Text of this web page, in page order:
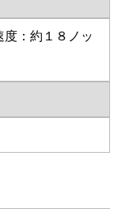
度：約１８ノッ